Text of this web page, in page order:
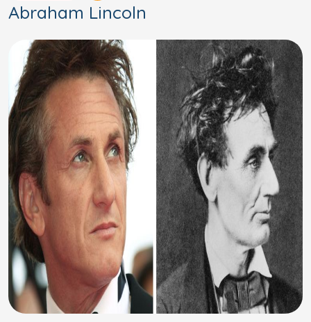
Abraham Lincoln